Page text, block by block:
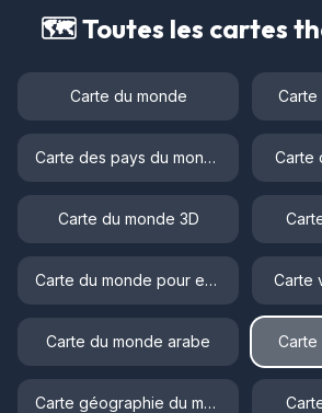
🗺️ Toutes les cartes
Carte du monde
Carte des pays du monde Carte
Carte du monde 3D
Carte du monde pour enfant Carte
Carte du monde arabe Carte
Carte géographie du monde